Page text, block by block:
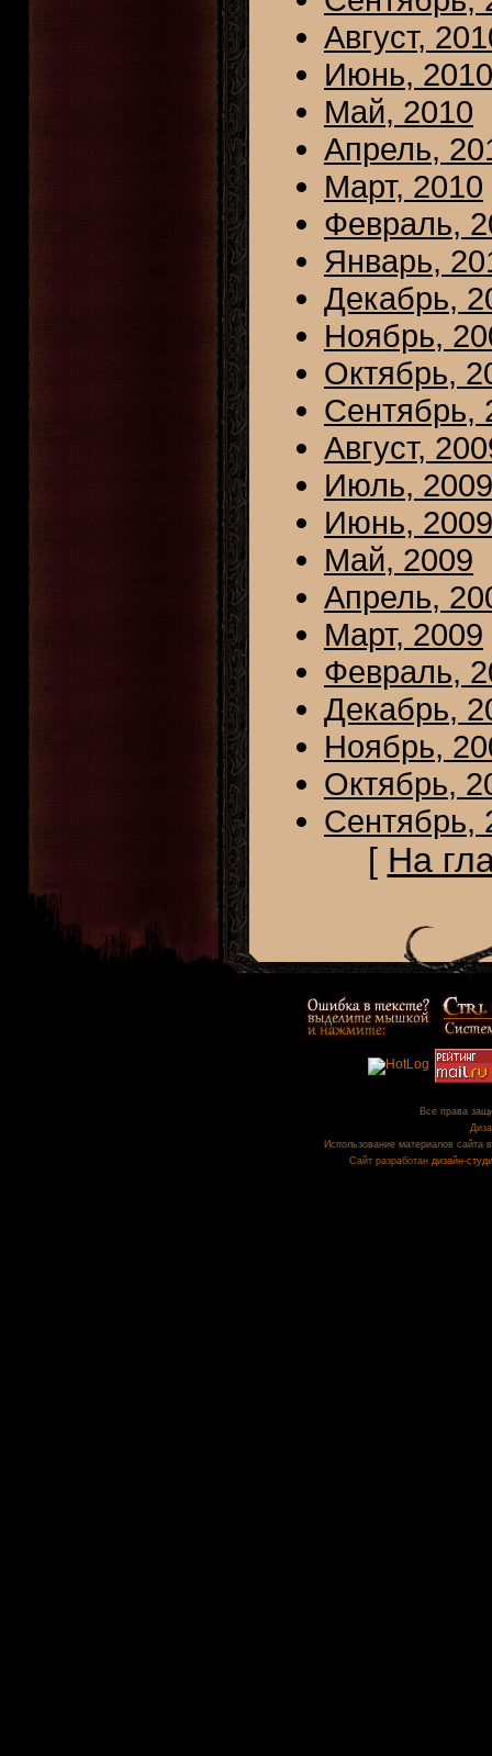
Август,
Июнь, 2010
Май, 2010
Апрель,
Март, 2010
Февраль,
Январь,
Декабрь,
Ноябрь,
Октябрь,
Сентябрь,
Август,
Июль, 2009
Июнь, 2009
Май, 2009
Апрель,
Март, 2009
Февраль,
Декабрь,
Ноябрь,
Октябрь,
Сентябрь,
[ На
Все права
Использование материалов сайта
Сайт разработан дизайн-